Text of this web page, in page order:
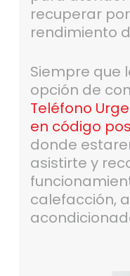
recuperar
rendimiento
Siempre que
opción de
Teléfono
en código
donde
asistirte y
calefacción,